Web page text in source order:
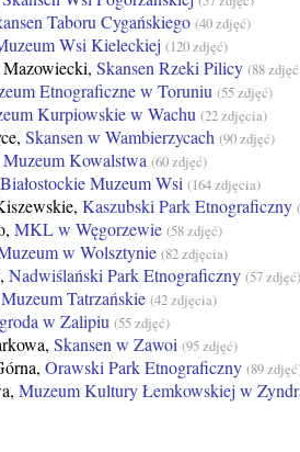
Taboru Cygańskiego (40 zdjęć)
Wsi Kieleckiej (120 zdjęć)
Skansen Rzeki Pilicy (88
Etnograficzne w Toruniu (55 zdjęć)
Kurpiowskie w Wachu (22 zdjęcia)
Skansen w Wambierzycach (90 zdjęć)
Muzeum Kowalstwa (60 zdjęć)
Białostockie Muzeum Wsi (164 zdjęcia)
Kaszubski Park Etnograficzny
MKL w Węgorzewie (58 zdjęć)
w Wolsztynie (82 zdjęcia)
Nadwiślański Park Etnograficzny (57 zdjęć)
Muzeum Tatrzańskie (42 zdjęcia)
w Zalipiu (55 zdjęć)
Skansen w Zawoi (95 zdjęć)
Orawski Park Etnograficzny (89
Muzeum Kultury Łemkowskiej w